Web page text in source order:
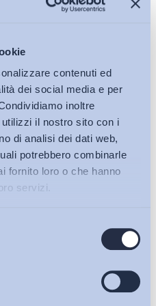
contenuti ed
dei social media e per
inoltre
il nostro sito con i
di analisi dei dati web,
potrebbero combinarle
fornito loro o che hanno
servizi.
44 – La contrattazione